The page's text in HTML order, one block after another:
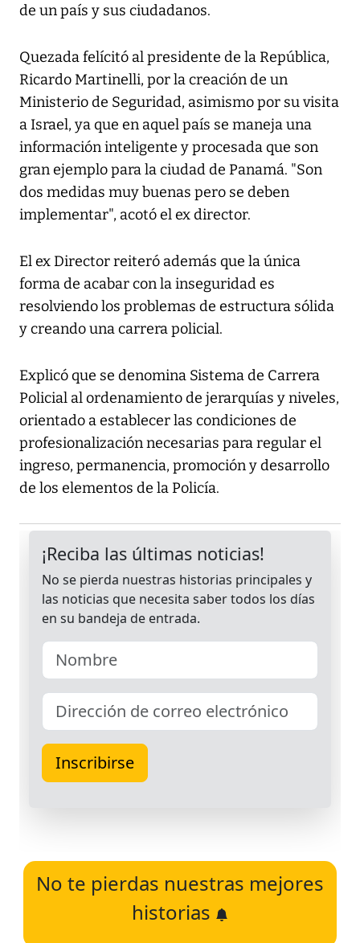
de un país y sus ciudadanos.
Quezada felícitó al presidente de la República,
Ricardo Martinelli, por la creación de un
Ministerio de Seguridad, asimismo por su visita
a Israel, ya que en aquel país se maneja una
información inteligente y procesada que son
gran ejemplo para la ciudad de Panamá. "Son
dos medidas muy buenas pero se deben
implementar", acotó el ex director.
El ex Director reiteró además que la única
forma de acabar con la inseguridad es
resolviendo los problemas de estructura sólida
y creando una carrera policial.
Explicó que se denomina Sistema de Carrera
Policial al ordenamiento de jerarquías y niveles,
orientado a establecer las condiciones de
profesionalización necesarias para regular el
ingreso, permanencia, promoción y desarrollo
de los elementos de la Policía.
No te pierdas nuestras mejores
historias